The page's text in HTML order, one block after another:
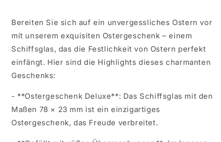
Bereiten Sie sich auf ein unvergessliches Ostern vor
mit unserem exquisiten Ostergeschenk – einem
Schiffsglas, das die Festlichkeit von Ostern perfekt
einfängt. Hier sind die Highlights dieses charmanten
Geschenks:
- **Ostergeschenk Deluxe**: Das Schiffsglas mit den
Maßen 78 × 23 mm ist ein einzigartiges
Ostergeschenk, das Freude verbreitet.